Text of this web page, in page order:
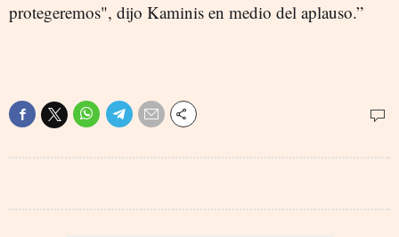
protegeremos", dijo Kaminis en medio del aplauso.”